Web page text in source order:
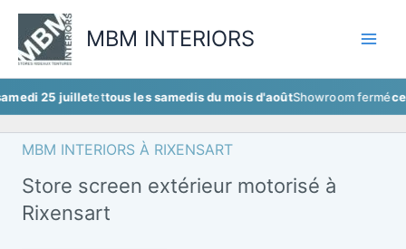
Aller
contenu
MBM INTERIORS
juilletettous les samedis du mois d'aoûtShowroom ferméce samedi
MBM INTERIORS À RIXENSART
Store screen extérieur motorisé à
Rixensart